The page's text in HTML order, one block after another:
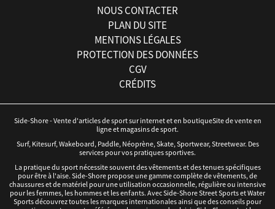
NOUS CONTACTER
PLAN DU SITE
MENTIONS LÉGALES
PROTECTION DES DONNÉES
CGV
CRÉDITS
Side-Shore - Vente d'articles de sport sur internet et en boutiqueSite de vente en
ligne et magasins de sport.
Surf, Kitesurf, Wakeboard, Paddle, Néoprène, Skate, Sportwear, Streetwear. Des
services pour vos pratiques sportives.
La pratique du sport nécessite souvent des vêtements et des tenues spécifiques
pour être à l'aise. Side-Shore propose une gamme complète de vêtements, de
chaussures et de matériel pour une utilisation occasionnelle, régulière ou intensive
pour les femmes, les hommes et les enfants. Avec Side-Shore Street Sports et Water
Sports découvrez toutes les marques internationales ainsi que des conseils pour